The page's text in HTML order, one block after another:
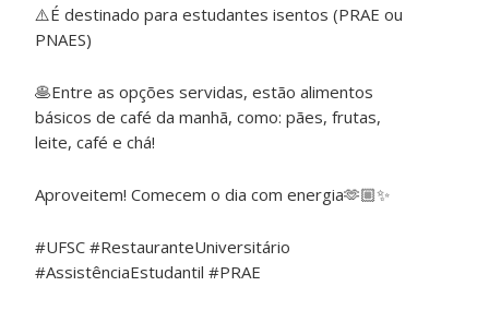
⚠️É destinado para estudantes isentos (PRAE ou
PNAES)
🥞Entre as opções servidas, estão alimentos
básicos de café da manhã, como: pães, frutas,
leite, café e chá!
Aproveitem! Comecem o dia com energia🫶🏼✨
#UFSC #RestauranteUniversitário
#AssistênciaEstudantil #PRAE